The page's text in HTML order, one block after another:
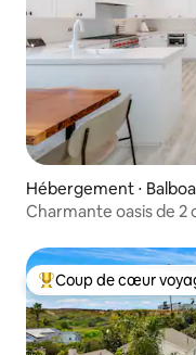
Hébergement ⋅
Charmante oasis de 2
Coups de cœur
Coup de cœur